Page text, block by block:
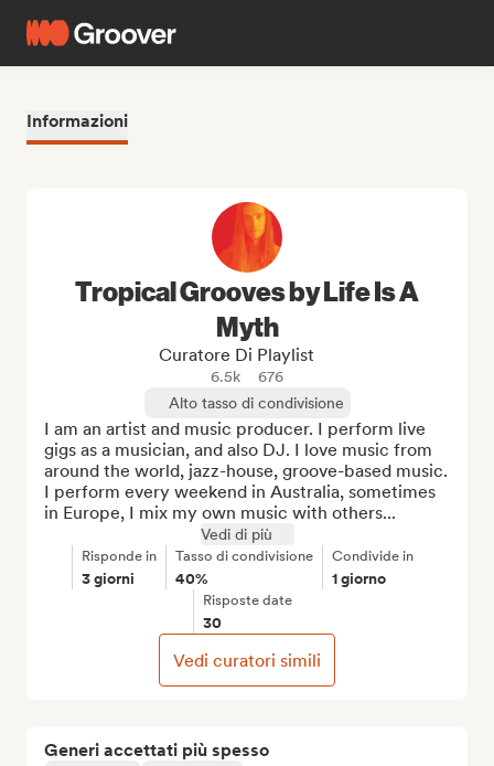
Informazioni
Generi accettati più spesso
Tropical Grooves by Life Is A
Myth
Curatore Di Playlist
6.5k
676
Alto tasso di condivisione
I am an artist and music producer. I perform live
gigs as a musician, and also DJ. I love music from
around the world, jazz-house, groove-based music.
I perform every weekend in Australia, sometimes
in Europe, I mix my own music with others...
Vedi di più
Risponde in
3 giorni
Tasso di condivisione
40%
Condivide in
1 giorno
Risposte date
30
Vedi curatori simili